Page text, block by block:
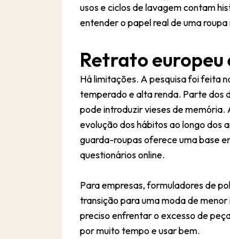
usos e ciclos de lavagem contam
entender o papel real de uma
Retrato europeu
Há limitações. A pesquisa foi feita
temperado e alta renda. Parte dos
pode introduzir vieses de memória.
evolução dos hábitos ao longo dos
guarda-roupas oferece uma base
questionários online.
Para empresas, formuladores de
transição para uma moda de
preciso enfrentar o excesso de
por muito tempo e usar bem.